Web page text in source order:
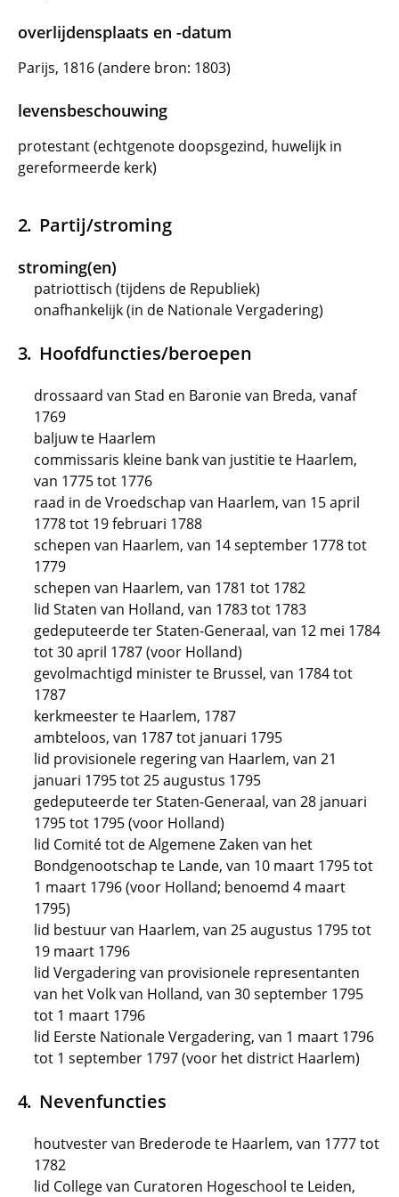
overlijdensplaats en -datum
Parijs, 1816 (andere bron: 1803)
levensbeschouwing
protestant (echtgenote doopsgezind, huwelijk in
gereformeerde kerk)
Partij/stroming
stroming(en)
patriottisch (tijdens de Republiek)
onafhankelijk (in de Nationale Vergadering)
Hoofdfuncties/beroepen
drossaard van Stad en Baronie van Breda, vanaf
1769
baljuw te Haarlem
commissaris kleine bank van justitie te Haarlem,
van 1775 tot 1776
raad in de Vroedschap van Haarlem, van 15 april
1778 tot 19 februari 1788
schepen van Haarlem, van 14 september 1778 tot
1779
schepen van Haarlem, van 1781 tot 1782
lid Staten van Holland, van 1783 tot 1783
gedeputeerde ter Staten-Generaal, van 12 mei 1784
tot 30 april 1787 (voor Holland)
gevolmachtigd minister te Brussel, van 1784 tot
1787
kerkmeester te Haarlem, 1787
ambteloos, van 1787 tot januari 1795
lid provisionele regering van Haarlem, van 21
januari 1795 tot 25 augustus 1795
gedeputeerde ter Staten-Generaal, van 28 januari
1795 tot 1795 (voor Holland)
lid Comité tot de Algemene Zaken van het
Bondgenootschap te Lande, van 10 maart 1795 tot
1 maart 1796 (voor Holland; benoemd 4 maart
1795)
lid bestuur van Haarlem, van 25 augustus 1795 tot
19 maart 1796
lid Vergadering van provisionele representanten
van het Volk van Holland, van 30 september 1795
tot 1 maart 1796
lid Eerste Nationale Vergadering, van 1 maart 1796
tot 1 september 1797 (voor het district Haarlem)
Nevenfuncties
houtvester van Brederode te Haarlem, van 1777 tot
1782
lid College van Curatoren Hogeschool te Leiden,